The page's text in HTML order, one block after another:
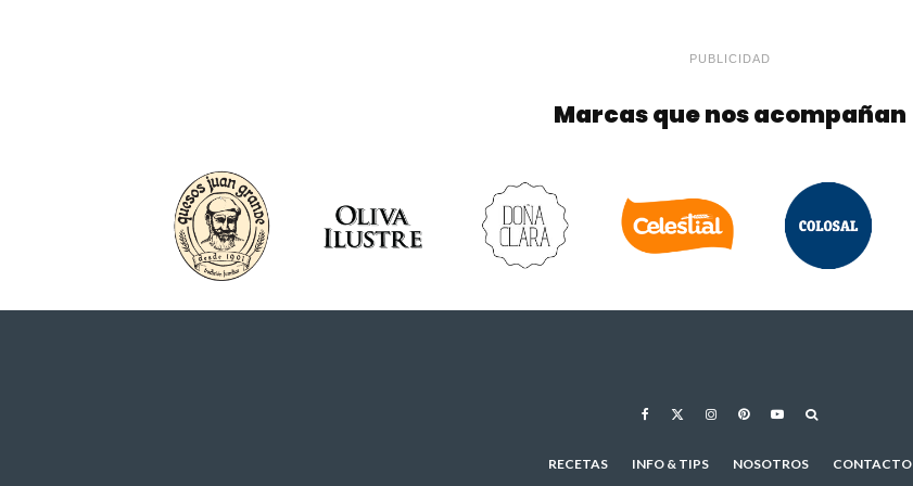
PUBLICIDAD
Marcas que nos acompañan
RECETAS INFO & TIPS NOSOTROS CONTACTO